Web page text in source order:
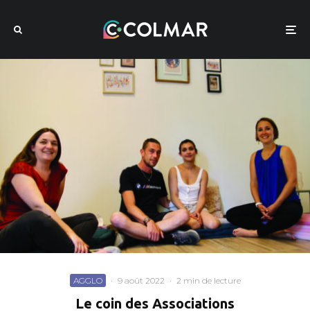
AGGLO · 9 août 2022 · 2 min de lecture
Le coin des Associations